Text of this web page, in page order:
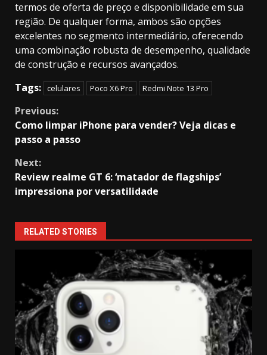
termos de oferta de preço e disponibilidade em sua
região. De qualquer forma, ambos são opções
excelentes no segmento intermediário, oferecendo
uma combinação robusta de desempenho, qualidade
de construção e recursos avançados.
Tags: celulares Poco X6 Pro Redmi Note 13 Pro
Continue
Reading
Previous:
Como limpar iPhone para vender? Veja dicas e
passo a passo
Next:
Review realme GT 6: ‘matador de flagships’
impressiona por versatilidade
RELATED STORIES